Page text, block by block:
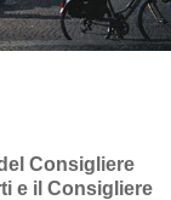
Consigliere
e il Consigliere